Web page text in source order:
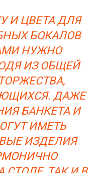
И ЦВЕТА ДЛЯ
БОКАЛОВ
НУЖНО
ИЗ ОБЩЕЙ
ДАЖЕ
БАНКЕТА И
ИМЕТЬ
ИЗДЕЛИЯ